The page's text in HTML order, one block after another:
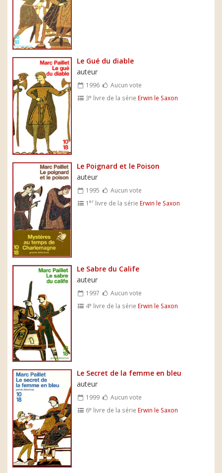
Le Gué du diable
auteur
1996
Aucun vote
3e livre de la série Erwin le Saxon
Le Poignard et le Poison
auteur
1995
Aucun vote
1er livre de la série Erwin le Saxon
Le Sabre du Calife
auteur
1997
Aucun vote
4e livre de la série Erwin le Saxon
Le Secret de la femme en bleu
auteur
1999
Aucun vote
6e livre de la série Erwin le Saxon